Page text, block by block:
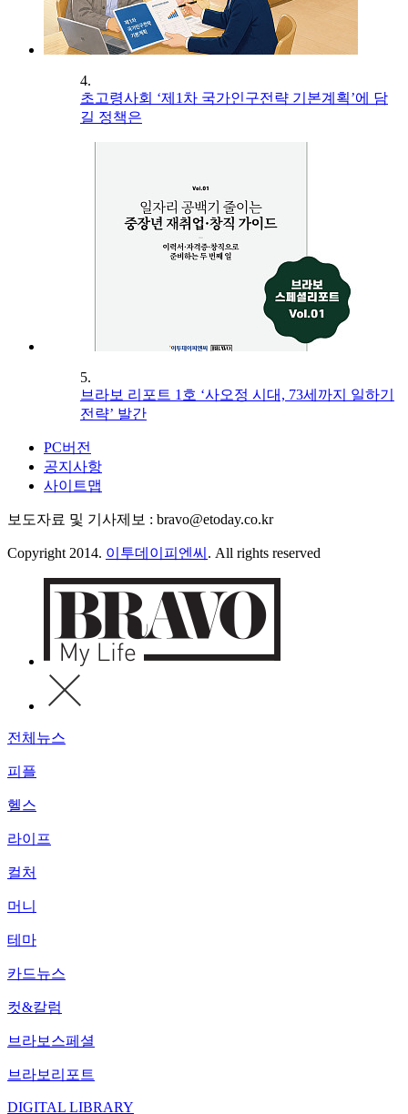
4.
초고령사회 ‘제1차 국가인구전략 기본계획’에 담
길 정책은
5.
브라보 리포트 1호 ‘사오정 시대, 73세까지 일하기
전략’ 발간
PC버전
공지사항
사이트맵
보도자료 및 기사제보 : bravo@etoday.co.kr
Copyright 2014. 이투데이피엔씨 . All rights reserved
전체뉴스
피플
헬스
라이프
컬처
머니
테마
카드뉴스
컷&칼럼
브라보스페셜
브라보리포트
DIGITAL LIBRARY